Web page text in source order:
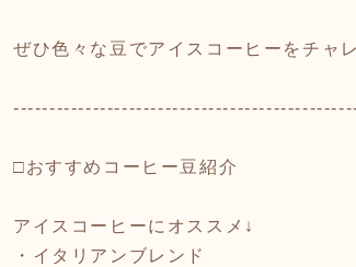
ぜひ色々な豆でアイスコーヒーをチャ
□おすすめコーヒー豆紹介
アイスコーヒーにオススメ↓
・イタリアンブレンド